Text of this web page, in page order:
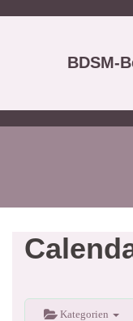
BDSM-
Kategorien